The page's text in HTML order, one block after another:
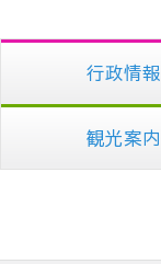
行政情報
観光案内